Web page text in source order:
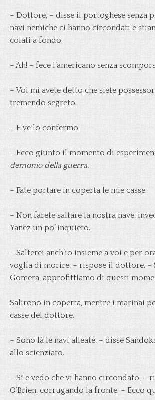
– Dottore, – disse il portoghese senza
navi nemiche ci hanno circondati e
colati a fondo.
– Ah! – fece l’americano senza
– Voi mi avete detto che siete
tremendo segreto.
– E ve lo confermo.
– Ecco giunto il momento di
demonio della guerra.
– Fate portare in coperta le mie casse.
– Non farete saltare la nostra nave,
Yanez un po’ inquieto.
– Salterei anch’io insieme a voi e per
voglia di morire, – rispose il dottore. –
Gomera, approfittiamo di questi
Salirono in coperta, mentre i marinai
casse del dottore.
– Sono là le navi alleate, – disse
allo scienziato.
– Sì e vedo che vi hanno circondato, –
O’Brien, corrugando la fronte. – Ecco